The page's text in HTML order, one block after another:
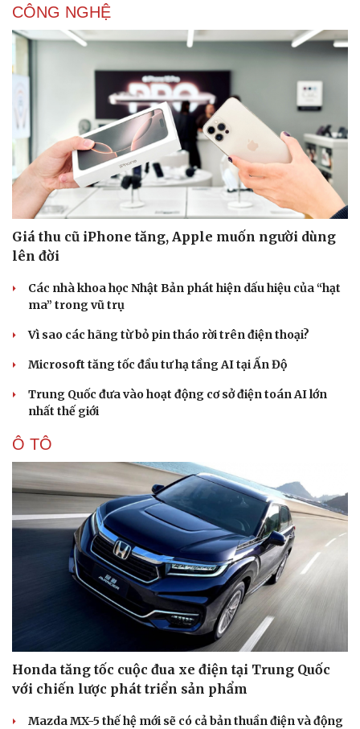
CÔNG NGHỆ
Giá thu cũ iPhone tăng, Apple muốn người dùng
lên đời
Các nhà khoa học Nhật Bản phát hiện dấu hiệu của “hạt
ma” trong vũ trụ
Vì sao các hãng từ bỏ pin tháo rời trên điện thoại?
Microsoft tăng tốc đầu tư hạ tầng AI tại Ấn Độ
Trung Quốc đưa vào hoạt động cơ sở điện toán AI lớn
nhất thế giới
Ô TÔ
Honda tăng tốc cuộc đua xe điện tại Trung Quốc
với chiến lược phát triển sản phẩm
Mazda MX-5 thế hệ mới sẽ có cả bản thuần điện và động